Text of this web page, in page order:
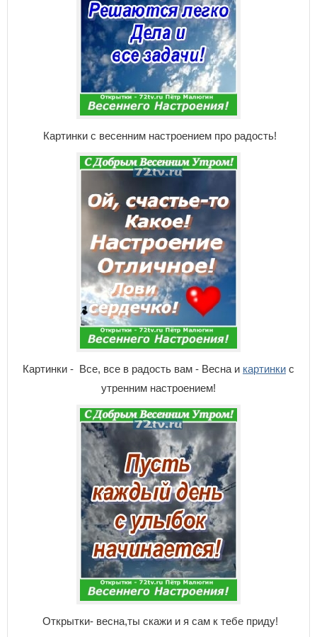
Картинки с весенним настроением про радость!
Картинки - Все, все в радость вам - Весна и картинки с
утренним настроением!
Открытки- весна,ты скажи и я сам к тебе приду!